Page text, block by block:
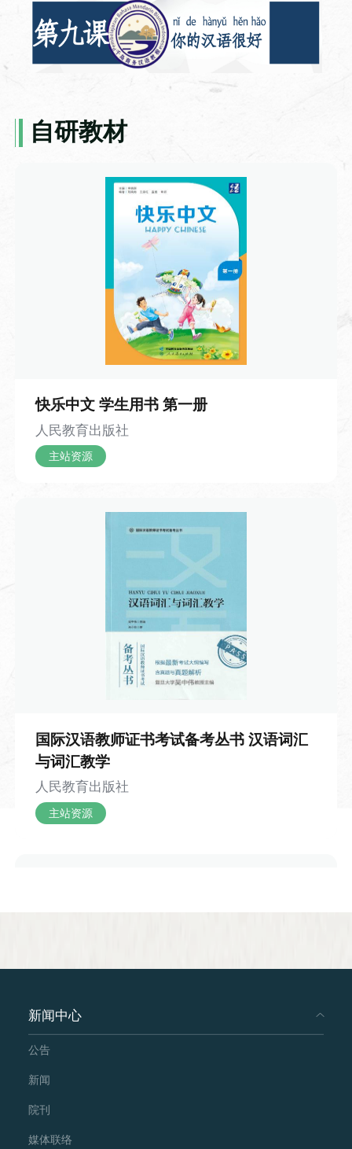
的总长规模。听完这些故事，小男孩不再
只将长城看作一道高墙，更读懂了它承载
的历史重量，也真切体会到了“不到长城非
——唐代的雕版印刷术。作为印刷技术的
重要开端，雕版印刷以整块木板为载体，
工匠将文字与图案反向雕刻于板面之上，
再刷墨覆纸完成印制。这项技术诞生后，
制，彻底打破了手抄书籍效率低下、错漏
频发的局限，让知识传播的速度得到了质
十分明显：每印一种书籍便需雕刻一整套
新版，一旦刻错一字，整块木板便几乎报
废，不仅耗时费料，灵活性也大打折扣。
带着对技术痛点的思考，视频将镜头转向
北宋时期，还原了活字印刷术诞生的趣味
契机。平民工匠毕昇常年从事雕版工作，
一次刻版时不慎刻错一字，耗费多日心血
的版面眼看就要作废，满心无奈之际，他
突然灵光乍现：既然整版雕刻容错率太
排版时按需组合，错字可随时替换，印完
还能拆分重复使用。顺着这个思路，他反
复试验改良，最终用胶泥烧制出单个活
也用充满烟火气的工匠故事让历史变得鲜
活可感。观众既能系统梳理印刷术的发展
时间线，也能从毕昇的发明过程里体会
到，很多改变世界的创造，往往就源于日
常里的一次意外、一份不肯将就的巧思。
商务汉语-9-你的汉语很好
频第九课。本课围绕语言能力交流展开，
以职场人物对话为载体，学习 “你的汉语很
好” 等核心问句，掌握说汉语、写汉字相关
日常表达。课程重点讲解情态动词“能”，以
及“的”、形容词谓语句的含义与用法。课程
搭配大量例句与互动跟读练习，知识点讲
解通俗易懂，练习形式简单实用。
成语-21-抑扬顿挫
本视频为中国成语故事系列的第21个视
开始，逐步延伸到 “抑扬顿挫” 的演说实例
丘吉尔经典演说案例拆解技巧：“扬” 代表
声调抬高，“抑” 代表声调放低，二者互为
相反，一抑一扬形成鲜明对比，能够调动
听众情绪、烘托演讲气势。对话深入探讨
了声调节奏带来的表达感染力，清晰剖析
抑扬顿挫这一语言手法的作用——增强语
场景，说明抑扬顿挫不只用在演讲之中，
在朗诵、歌唱、戏剧表演、乐器演奏、课
堂教学、辩论交流等场景都广泛适用。整
场交流以轻松互动的聊天形式推进，从成
自研教材
快乐中文 学生用书 第一册
人民教育出版社
主站资源
国际汉语教师证书考试备考丛书 汉语词汇
与词汇教学
人民教育出版社
主站资源
与语法教学
人民教育出版社
新闻中心
公告
新闻
院刊
媒体联络